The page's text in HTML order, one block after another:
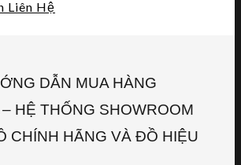
Liên Hệ
DẪN MUA HÀNG
HỆ THỐNG SHOWROOM
CHÍNH HÃNG VÀ ĐỒ HIỆU